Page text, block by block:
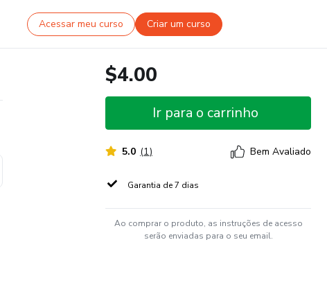
Acessar meu curso Criar um curso
$4.00
Ir para o carrinho
5.0 (1) Bem Avaliado
Garantia de 7 dias
Ao comprar o produto, as instruções de acesso
serão enviadas para o seu email.